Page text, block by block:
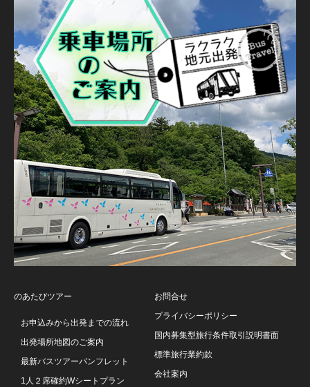
のあたびツアー
お申込みから出発までの流れ
出発場所地図のご案内
最新バスツアーパンフレット
1人２席確約Wシートプラン
お問合せ
プライバシーポリシー
国内募集型旅行条件取引説明書面
標準旅行業約款
会社案内